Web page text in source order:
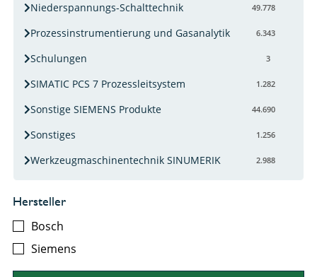
Niederspannungs-Schalttechnik 49.778
Prozessinstrumentierung und Gasanalytik 6.343
Schulungen 3
SIMATIC PCS 7 Prozessleitsystem 1.282
Sonstige SIEMENS Produkte 44.690
Sonstiges 1.256
Werkzeugmaschinentechnik SINUMERIK 2.988
Hersteller
Bosch
Siemens